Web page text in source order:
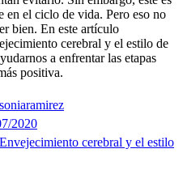
en el ciclo de vida. Pero eso no
bien. En este artículo
cerebral y el estilo de
a enfrentar las etapas
positiva.
soniaramirez
2020
cerebral y el estilo